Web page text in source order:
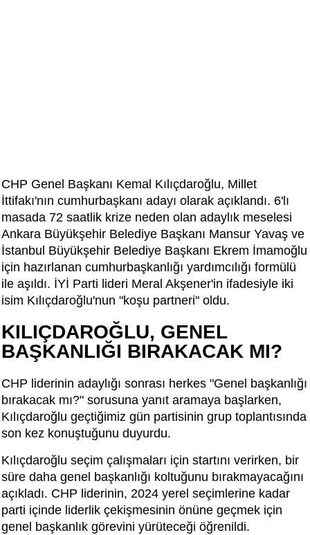
CHP Genel Başkanı Kemal Kılıçdaroğlu, Millet
İttifakı'nın cumhurbaşkanı adayı olarak açıklandı. 6'lı
masada 72 saatlik krize neden olan adaylık meselesi
Ankara Büyükşehir Belediye Başkanı Mansur Yavaş ve
İstanbul Büyükşehir Belediye Başkanı Ekrem İmamoğlu
için hazırlanan cumhurbaşkanlığı yardımcılığı formülü
ile aşıldı. İYİ Parti lideri Meral Akşener'in ifadesiyle iki
isim Kılıçdaroğlu'nun "koşu partneri" oldu.
KILIÇDAROĞLU, GENEL
BAŞKANLIĞI BIRAKACAK MI?
CHP liderinin adaylığı sonrası herkes "Genel başkanlığı
bırakacak mı?" sorusuna yanıt aramaya başlarken,
Kılıçdaroğlu geçtiğimiz gün partisinin grup toplantısında
son kez konuştuğunu duyurdu.
Kılıçdaroğlu seçim çalışmaları için startını verirken, bir
süre daha genel başkanlığı koltuğunu bırakmayacağını
açıkladı. CHP liderinin, 2024 yerel seçimlerine kadar
parti içinde liderlik çekişmesinin önüne geçmek için
genel başkanlık görevini yürüteceği öğrenildi.